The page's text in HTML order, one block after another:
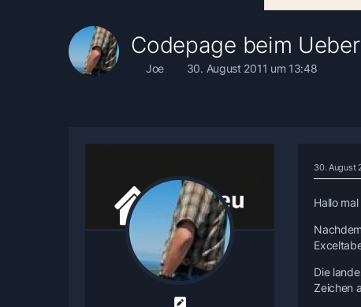
Codepage beim
Joe 30. August 2011 um 13:48
30. August
Hallo
Die
Zeichen